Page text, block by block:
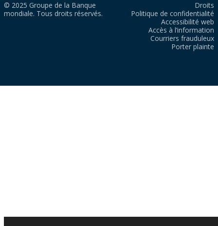
© 2025 Groupe de la Banque
mondiale. Tous droits réservés.
Droits
Politique de confidentialité
Accessibilité web
Accès à l’information
Courriers frauduleux
Porter plainte